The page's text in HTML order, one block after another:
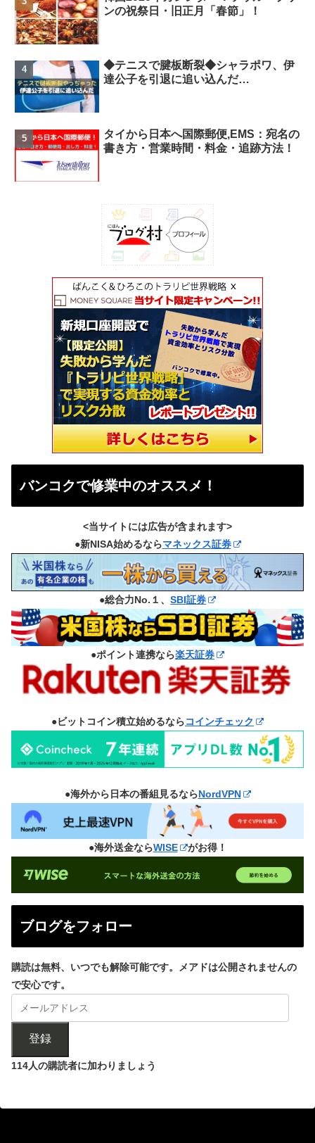
ンの祝祭日・旧正月「春節」！
◆テニスで腱板断裂◆シャラポワ、伊
達公子を引退に追い込んだ…
タイから日本へ国際郵便,EMS：宛名の
書き方・営業時間・料金・追跡方法！
バンコクで修業中のオススメ！
<当サイトには広告が含まれます>
●新NISA始めるならマネックス証券
●総合力No.１、 SBI証券
●ポイント連携なら楽天証券
●ビットコイン積立始めるならコインチェック
●海外から日本の番組見るならNordVPN
●海外送金ならWISE がお得！
ブログをフォロー
購読は無料、いつでも解除可能です。メアドは公開されませんの
で安心です。
登録
114人の購読者に加わりましょう